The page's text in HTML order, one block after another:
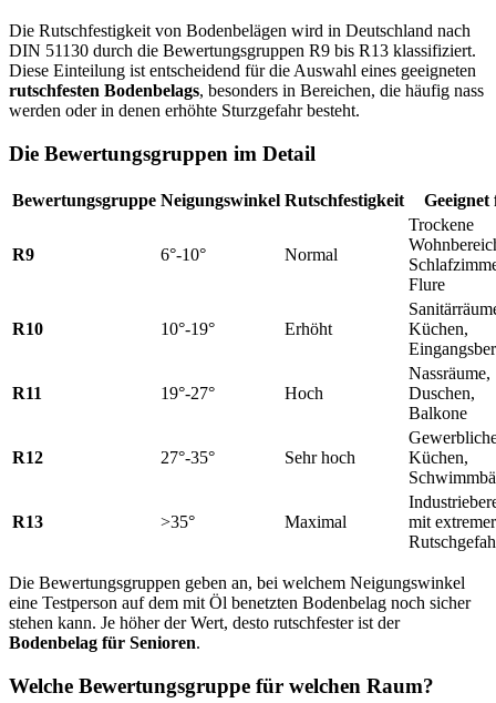
Die Rutschfestigkeit von Bodenbelägen wird in Deutschland nach
DIN 51130 durch die Bewertungsgruppen R9 bis R13 klassifiziert.
Diese Einteilung ist entscheidend für die Auswahl eines geeigneten
rutschfesten Bodenbelags, besonders in Bereichen, die häufig nass
werden oder in denen erhöhte Sturzgefahr besteht.
Die Bewertungsgruppen im Detail
Bewertungsgruppe Neigungswinkel Rutschfestigkeit Geeignet
R9 6°-10° Normal
Trockene
Flure
R10 10°-19° Erhöht
Küchen,
R11 19°-27° Hoch
Nassräume,
Duschen,
Balkone
R12 27°-35° Sehr hoch
Küchen,
R13 >35° Maximal
mit extremer
Die Bewertungsgruppen geben an, bei welchem Neigungswinkel
eine Testperson auf dem mit Öl benetzten Bodenbelag noch sicher
stehen kann. Je höher der Wert, desto rutschfester ist der
Bodenbelag für Senioren.
Welche Bewertungsgruppe für welchen Raum?